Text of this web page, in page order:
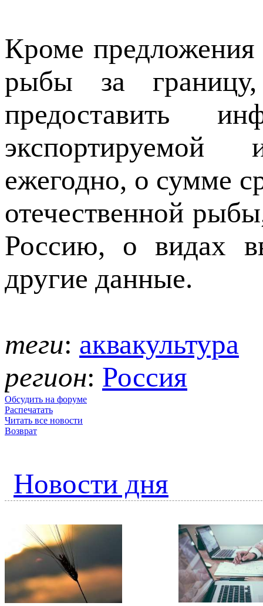
Кроме предложения
рыбы за
предоставить
ежегодно, о сумме
отечественной
Россию, о видах
другие данные.
теги: аквакультура
регион: Россия
Обсудить на форуме
Распечатать
Читать все новости
Возврат
Новости дня